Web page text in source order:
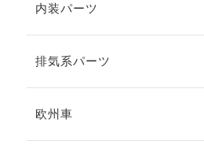
内装パーツ
排気系パーツ
欧州車